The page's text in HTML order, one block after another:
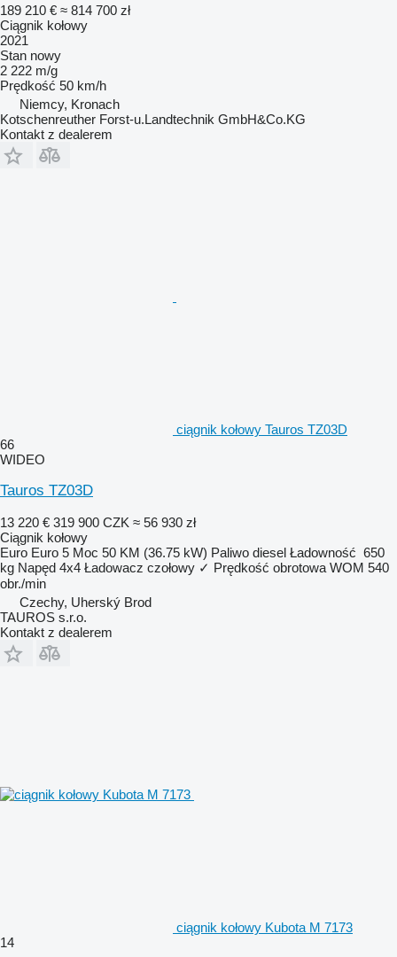
189 210 € ≈ 814 700 zł
Ciągnik kołowy
2021
Stan nowy
2 222 m/g
Prędkość 50 km/h
Niemcy, Kronach
Kotschenreuther Forst-u.Landtechnik GmbH&Co.KG
Kontakt z dealerem
ciągnik kołowy Tauros TZ03D
66
WIDEO
Tauros TZ03D
13 220 € 319 900 CZK ≈ 56 930 zł
Ciągnik kołowy
Euro Euro 5 Moc 50 KM (36.75 kW) Paliwo diesel Ładowność 650
kg Napęd 4x4 Ładowacz czołowy ✓ Prędkość obrotowa WOM 540
obr./min
Czechy, Uherský Brod
TAUROS s.r.o.
Kontakt z dealerem
ciągnik kołowy Kubota M 7173
14